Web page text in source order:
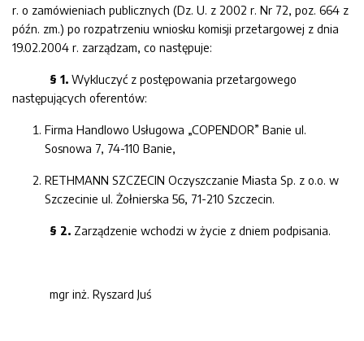
r. o zamówieniach publicznych (Dz. U. z 2002 r. Nr 72, poz. 664 z
późn. zm.) po rozpatrzeniu wniosku komisji przetargowej z dnia
19.02.2004 r. zarządzam, co następuje:
§ 1. Wykluczyć z postępowania przetargowego
następujących oferentów:
Firma Handlowo Usługowa „COPENDOR” Banie ul.
Sosnowa 7, 74-110 Banie,
RETHMANN SZCZECIN Oczyszczanie Miasta Sp. z o.o. w
Szczecinie ul. Żołnierska 56, 71-210 Szczecin.
§ 2. Zarządzenie wchodzi w życie z dniem podpisania.
mgr inż. Ryszard Juś